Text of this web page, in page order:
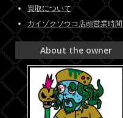
買取について
カイゾクソウコ店頭営業時間
About the owner